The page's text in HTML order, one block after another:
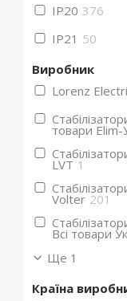
IP20 376
IP21 50
Виробник
Lorenz
товари Elim-
LVT 1
Volter 201
Всі товари
Ще 1
Країна